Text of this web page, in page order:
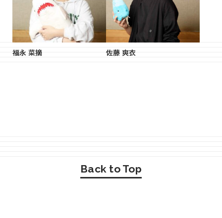
福永 菜摘 佐藤 爽衣
Back to Top